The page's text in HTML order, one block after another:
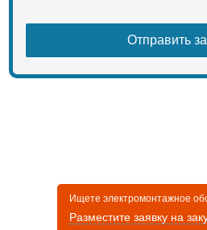
Ищете электромонтажное
Разместите заявку на